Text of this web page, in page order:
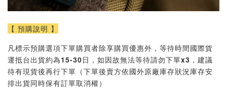
【 預購說明 】
凡標示預購選項下單購買者除享購買優惠外，等待時間國際貨
運抵台出貨約為15-30日，如因故無法等待請勿下單x3 ，建議
待有現貨後再行下單（下單後賣方依國外原廠庫存狀況庫存安
排出貨同時保有訂單取消權）